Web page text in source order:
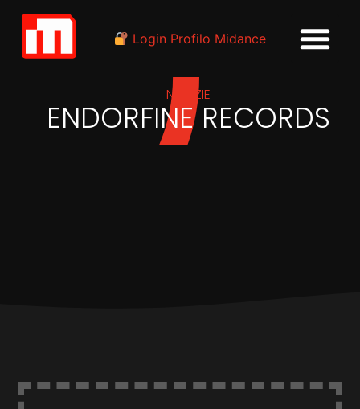
Login Profilo Midance
NOTIZIE
ENDORFINE RECORDS